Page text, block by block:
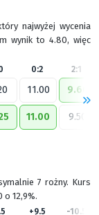
najwyżej wycenia
wynik to 4.80, więc
0:2 2:1
11.00 9.60
11.00 9.50
7 rożny. Kurs
12,9%.
+9.5 -10.5